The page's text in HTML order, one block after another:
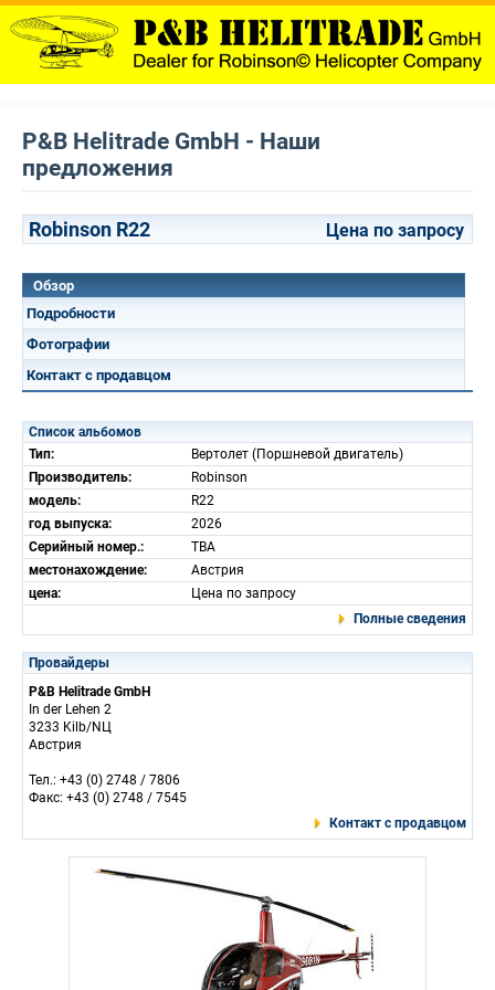
P&B Helitrade GmbH - Наши
предложения
Robinson R22 Цена по запросу
Обзор
Подробности
Фотографии
Контакт с продавцом
Список альбомов
Тип:
Вертолет (Поршневой двигатель)
Производитель:
Robinson
модель:
R22
год выпуска:
2026
Серийный номер.:
TBA
местонахождение:
Австрия
цена:
Цена по запросу
Полные сведения
Провайдеры
P&B Helitrade GmbH
In der Lehen 2
3233 Kilb/NЦ
Австрия
Тел.: +43 (0) 2748 / 7806
Факс: +43 (0) 2748 / 7545
Контакт с продавцом